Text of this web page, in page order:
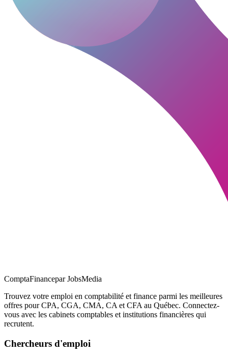
ComptaFinancepar JobsMedia
Trouvez votre emploi en comptabilité et finance parmi les meilleures
offres pour CPA, CGA, CMA, CA et CFA au Québec. Connectez-
vous avec les cabinets comptables et institutions financières qui
recrutent.
Chercheurs d'emploi